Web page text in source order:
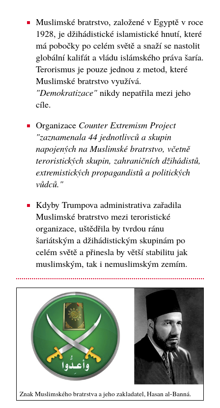
Muslimské bratrstvo, založené v Egyptě v roce
1928, je džihádistické islamistické hnutí, které
má pobočky po celém světě a snaží se nastolit
globální kalifát a vládu islámského práva šaría.
Terorismus je pouze jednou z metod, které
Muslimské bratrstvo využívá.
"Demokratizace" nikdy nepatřila mezi jeho
cíle.
Organizace Counter Extremism Project
"zaznamenala 44 jednotlivců a skupin
napojených na Muslimské bratrstvo, včetně
teroristických skupin, zahraničních džihádistů,
extremistických propagandistů a politických
vůdců."
Kdyby Trumpova administrativa zařadila
Muslimské bratrstvo mezi teroristické
organizace, uštědřila by tvrdou ránu
šariátským a džihádistickým skupinám po
celém světě a přinesla by větší stabilitu jak
muslimským, tak i nemuslimským zemím.
Znak Muslimského bratrstva a jeho zakladatel, Hasan al-Banná.